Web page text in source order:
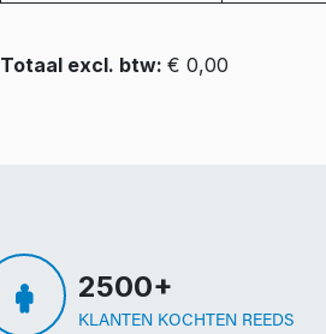
Totaal excl. btw: € 0,00
2500+
KLANTEN KOCHTEN REEDS